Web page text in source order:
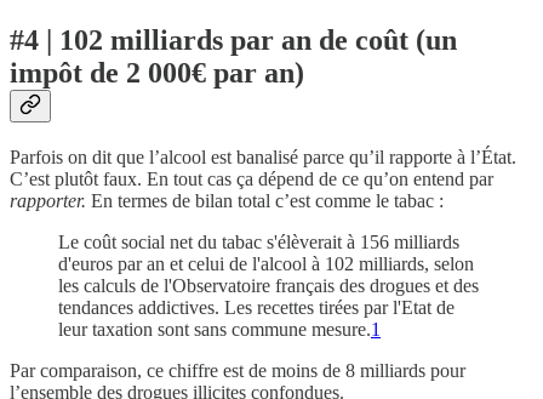
#4 | 102 milliards par an de coût (un
impôt de 2 000€ par an)
Parfois on dit que l’alcool est banalisé parce qu’il rapporte à l’État.
C’est plutôt faux. En tout cas ça dépend de ce qu’on entend par
rapporter. En termes de bilan total c’est comme le tabac :
Le coût social net du tabac s'élèverait à 156 milliards
d'euros par an et celui de l'alcool à 102 milliards, selon
les calculs de l'Observatoire français des drogues et des
tendances addictives. Les recettes tirées par l'Etat de
leur taxation sont sans commune mesure.1
Par comparaison, ce chiffre est de moins de 8 milliards pour
l’ensemble des drogues illicites confondues.